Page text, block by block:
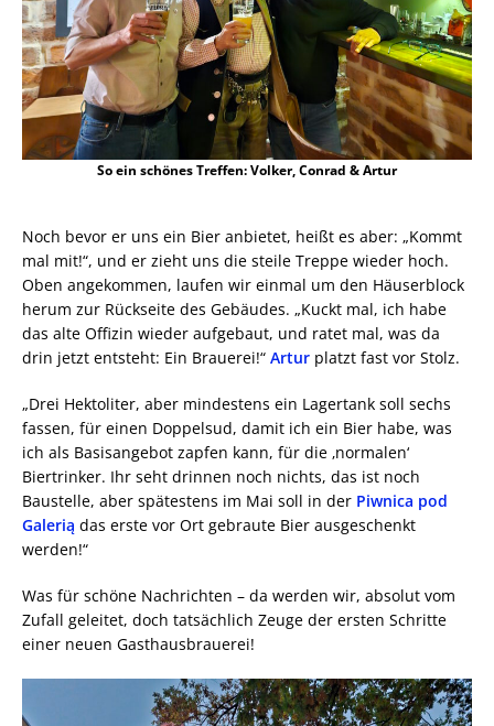
So ein schönes Treffen: Volker, Conrad & Artur
Noch bevor er uns ein Bier anbietet, heißt es aber: „Kommt
mal mit!“, und er zieht uns die steile Treppe wieder hoch.
Oben angekommen, laufen wir einmal um den Häuserblock
herum zur Rückseite des Gebäudes. „Kuckt mal, ich habe
das alte Offizin wieder aufgebaut, und ratet mal, was da
drin jetzt entsteht: Ein Brauerei!“ Artur platzt fast vor Stolz.
„Drei Hektoliter, aber mindestens ein Lagertank soll sechs
fassen, für einen Doppelsud, damit ich ein Bier habe, was
ich als Basisangebot zapfen kann, für die ‚normalen‘
Biertrinker. Ihr seht drinnen noch nichts, das ist noch
Baustelle, aber spätestens im Mai soll in der Piwnica pod
Galerią das erste vor Ort gebraute Bier ausgeschenkt
werden!“
Was für schöne Nachrichten – da werden wir, absolut vom
Zufall geleitet, doch tatsächlich Zeuge der ersten Schritte
einer neuen Gasthausbrauerei!